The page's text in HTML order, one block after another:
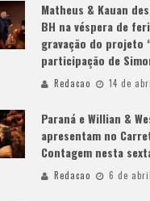
Matheus & Kauan
BH na véspera de
gravação do projeto
participação de
Redacao 14 de
Paraná e Willian &
apresentam no
Contagem nesta
Redacao 6 de